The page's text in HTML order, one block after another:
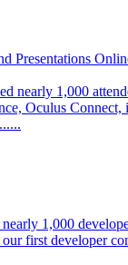
Presentations
nearly 1,000
Oculus Connect,
1,000
first developer